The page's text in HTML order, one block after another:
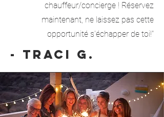
chauffeur/concierge ! Réservez
maintenant, ne laissez pas cette
opportunité s'échapper de toi!"
- Traci g.